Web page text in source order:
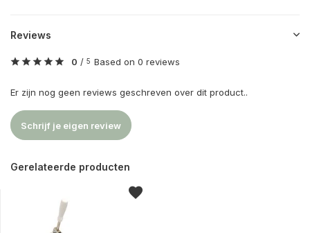
Reviews
0 / 5 Based on 0 reviews
Er zijn nog geen reviews geschreven over dit product..
Schrijf je eigen review
Gerelateerde producten